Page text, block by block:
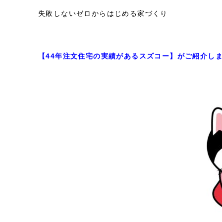
失敗しないゼロからはじめる家づくり
【44年注文住宅の実績があるスズコー】がご紹介し